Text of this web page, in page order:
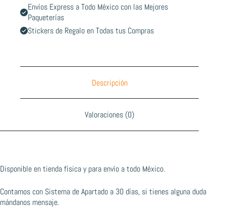
Envíos Express a Todo México con las Mejores
Paqueterías
Stickers de Regalo en Todas tus Compras
Descripción
Valoraciones (0)
Disponible en tienda física y para envío a todo México.
Contamos con Sistema de Apartado a 30 días, si tienes alguna duda
mándanos mensaje.